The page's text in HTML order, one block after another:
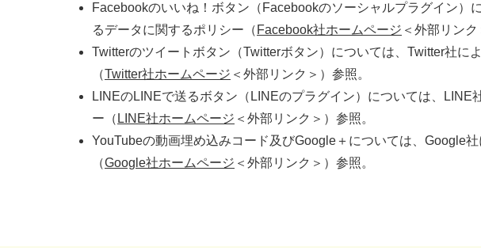
Facebookのいいね！ボタン（Facebookのソーシャルプラグイン）
るデータに関するポリシー（ Facebook社ホームページ ＜外部リンク
Twitterのツイートボタン（Twitterボタン）については、Twitter社に
（Twitter社ホームページ ＜外部リンク＞ ）参照。
LINEのLINEで送るボタン（LINEのプラグイン）については、LINE
ー（ LINE社ホームページ ＜外部リンク＞ ）参照。
YouTubeの動画埋め込みコード及びGoogle＋については、Google
（Google社ホームページ ＜外部リンク＞ ）参照。